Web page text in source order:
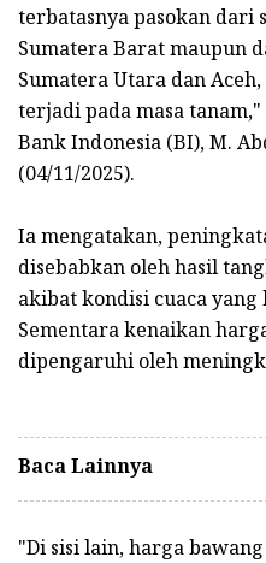
terbatasnya pasokan dari
Sumatera Barat maupun
Sumatera Utara dan
terjadi pada masa
Bank Indonesia (BI), M.
(04/11/2025).
Ia mengatakan,
disebabkan oleh hasil
akibat kondisi cuaca
Sementara kenaikan
dipengaruhi oleh
Baca Lainnya
"Di sisi lain, harga